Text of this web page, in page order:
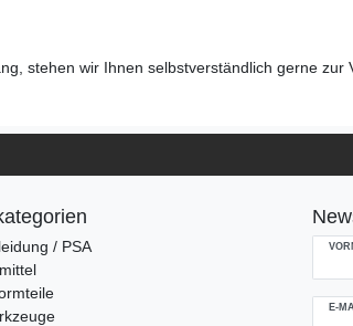
stehen wir Ihnen selbstverständlich gerne zur
/ PSA
E-